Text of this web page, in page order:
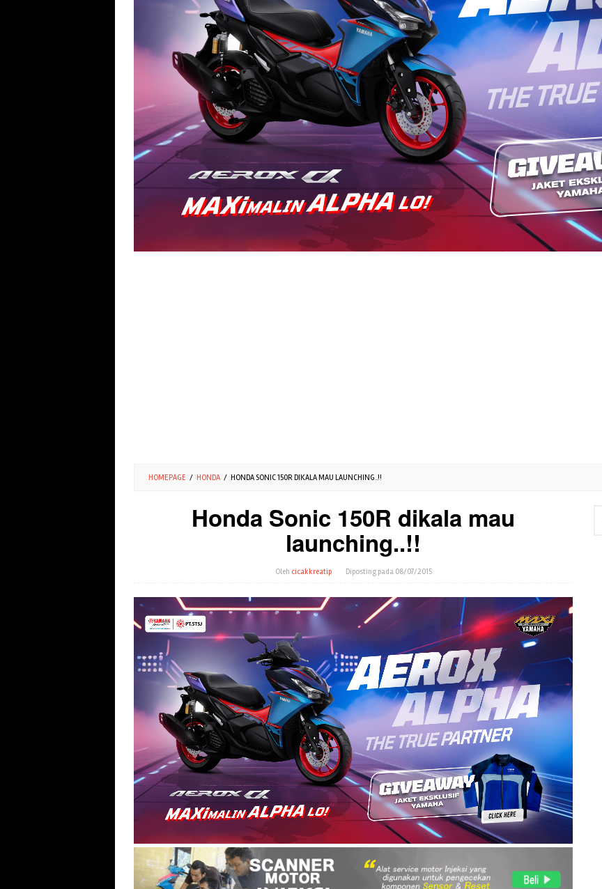
HOMEPAGE / HONDA / HONDA SONIC 150R DIKALA MAU LAUNCHING..!!
Honda Sonic 150R dikala mau
launching..!!
Oleh cicakkreatip Diposting pada 08/07/2015